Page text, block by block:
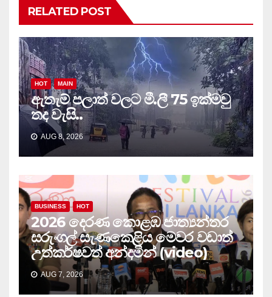
RELATED POST
HOT MAIN
ඇතැම් පලාත් වලට මී.ලී 75 ඉක්මවු
තද වැසි..
AUG 8, 2026
BUSINESS HOT
2026 දෙරණ කොළඹ ජාත්‍යන්තර
සරුංගල් සැණකෙළිය මෙවර වඩාත්
උත්කර්ෂවත් අන්දමින් (video)
AUG 7, 2026